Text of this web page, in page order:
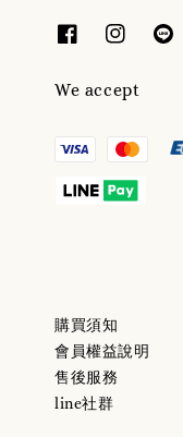
We accept
購買須知
會員權益說明
售後服務
line社群